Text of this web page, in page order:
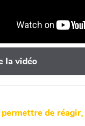
la vidéo
de réagir,